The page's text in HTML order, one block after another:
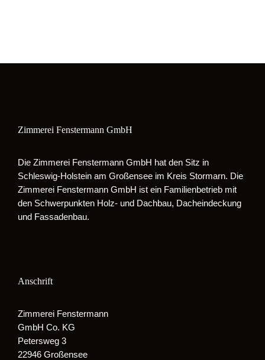
Zimmerei Fenstermann GmbH
Die Zimmerei Fenstermann GmbH hat den Sitz in
Schleswig-Holstein am Großensee im Kreis Stormarn. Die
Zimmerei Fenstermann GmbH ist ein Familienbetrieb mit
den Schwerpunkten Holz- und Dachbau, Dacheindeckung
und Fassadenbau.
Anschrift
Zimmerei Fenstermann
GmbH Co. KG
Petersweg 3
22946 Großensee